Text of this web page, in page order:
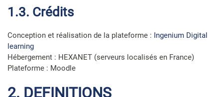
1.3. Crédits
Conception et réalisation de la plateforme : Ingenium Digital
learning
Hébergement : HEXANET (serveurs localisés en France)
Plateforme : Moodle
2. DEFINITIONS